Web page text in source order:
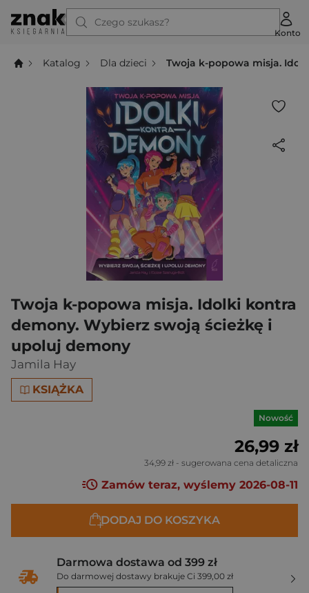
Czego szukasz?
Konto
Katalog Dla dzieci Twoja k-popowa misja.
Twoja k-popowa misja. Idolki kontra
demony. Wybierz swoją ścieżkę i
upoluj demony
Jamila Hay
KSIĄŻKA
Nowość
26,99 zł
34,99 zł - sugerowana cena detaliczna
Zamów teraz, wyślemy 2026-08-11
DODAJ DO KOSZYKA
Darmowa dostawa od 399 zł
Do darmowej dostawy brakuje Ci 399,00 zł